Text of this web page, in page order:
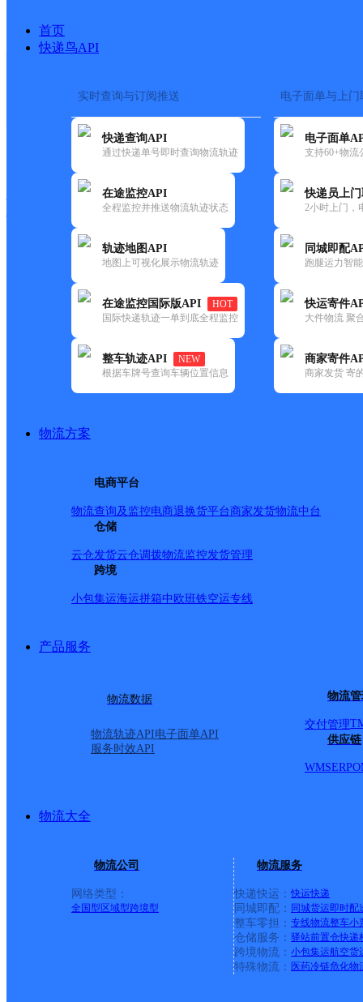
首页
快递鸟API
实时查询与订阅推送
快递查询API
通过快递单号即时查询物流轨迹
在途监控API
全程监控并推送物流轨迹状态
轨迹地图API
地图上可视化展示物流轨迹
在途监控国际版API
HOT
国际快递轨迹一单到底全程监控
整车轨迹API
NEW
根据车牌号查询车辆位置信息
电子面单与上门
电子面单
支持60+物流
快递员上
2小时上门，
同城即配
跑腿运力智
快运寄件
大件物流 聚
商家寄件
商家发货 寄
物流方案
电商平台
物流查询及监控电商退换货平台商家发货物流中台
仓储
云仓发货云仓调拨物流监控发货管理
跨境
小包集运海运拼箱中欧班铁空运专线
产品服务
物流数据
物流轨迹API电子面单API
服务时效API
物流
交付管理
供应链
WMSERP
物流大全
物流公司
网络类型：
全国型 区域型跨境型
物流服务
快递快运： 快运快递
同城即配： 同城货运即时配
整车零担： 专线物流整车小
仓储服务： 驿站前置仓快递
跨境物流： 小包集运航空货
特殊物流： 医药冷链危化物
快运大全 快递时效
德邦
东平县州城街道合作点ID16770
更新时间：2022-07-12 00:00:00
所属快递：德邦快递
所属区域：山东省-泰安市-东平县
网点地址：山东省泰安市东平县州城街道后莲花湾朋云超市
网点负责人：